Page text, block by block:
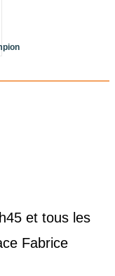
et tous les
Fabrice